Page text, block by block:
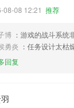
08-08 12:21 推荐
博 ：游戏的战斗系统
勇炎 ：任务设计太枯
回复